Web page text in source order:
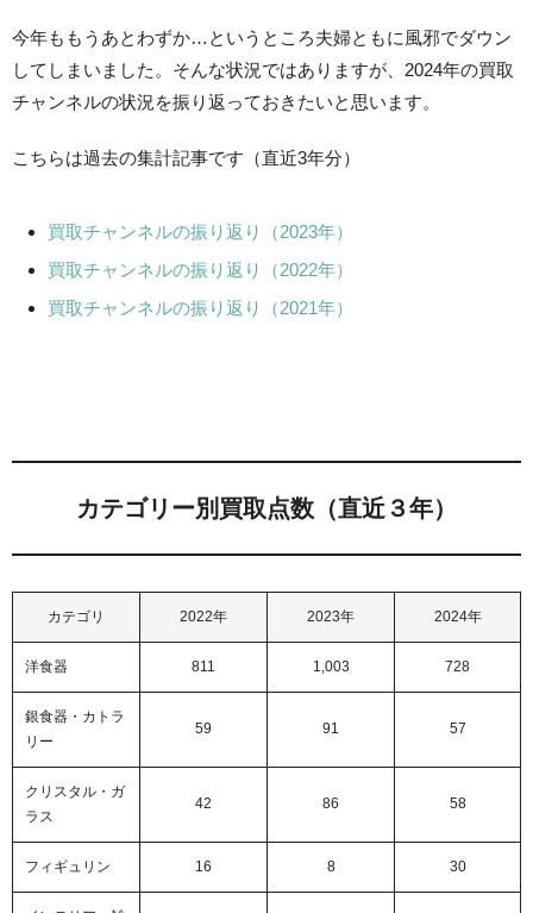
今年ももうあとわずか…というところ夫婦ともに風邪でダウン
してしまいました。そんな状況ではありますが、2024年の買取
チャンネルの状況を振り返っておきたいと思います。
こちらは過去の集計記事です（直近3年分）
買取チャンネルの振り返り（2023年）
買取チャンネルの振り返り（2022年）
買取チャンネルの振り返り（2021年）
カテゴリー別買取点数（直近３年）
カテゴリ 2022年 2023年 2024年
洋食器 811 1,003 728
銀食器・カトラ
リー
59 91 57
クリスタル・ガ
ラス
42 86 58
フィギュリン 16 8 30